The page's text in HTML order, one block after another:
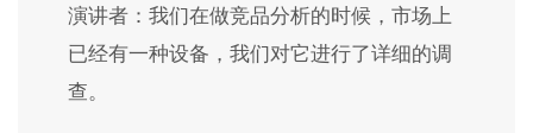
演讲者：我们在做竞品分析的时候，市场上
已经有一种设备，我们对它进行了详细的调
查。